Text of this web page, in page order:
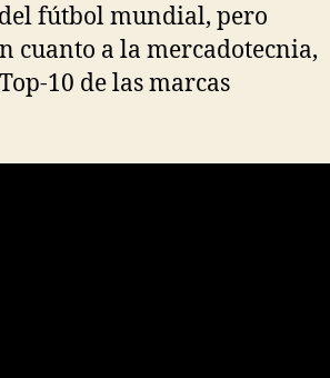
fútbol mundial, pero
cuanto a la mercadotecnia,
10 de las marcas